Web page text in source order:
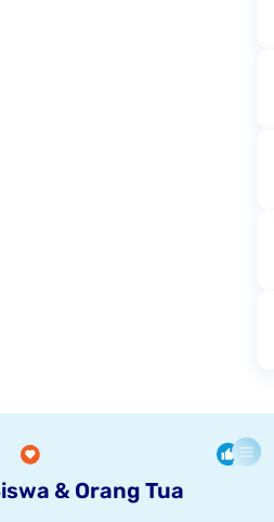
& Orang Tua